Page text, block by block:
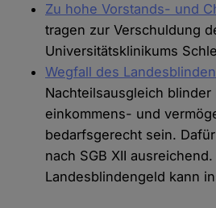
Zu hohe Vorstands- und
tragen zur Verschuldung
Universitätsklinikums
Wegfall des
Nachteilsausgleich
einkommens- und
bedarfsgerecht sein.
nach SGB XII ausreichend.
Landesblindengeld kann